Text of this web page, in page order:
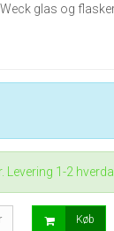
glas og flasker
Levering 1-2
Køb